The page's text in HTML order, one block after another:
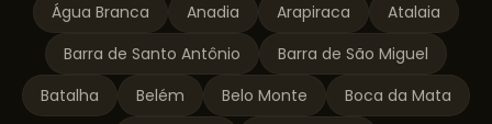
Água Branca Anadia Arapiraca
Atalaia
Barra de Santo Antônio
Barra de São Miguel
Batalha
Belém Belo Monte
Boca da Mata